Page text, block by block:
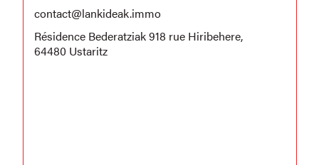
contact@lankideak.immo
Résidence Bederatziak 918 rue Hiribehere,
64480 Ustaritz